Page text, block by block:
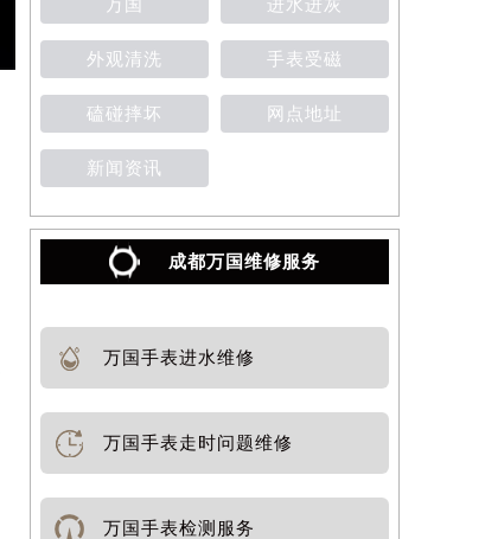
万国 进水进灰
外观清洗 手表受磁
磕碰摔坏 网点地址
新闻资讯
成都万国维修服务
万国手表进水维修
万国手表走时问题维修
万国手表检测服务